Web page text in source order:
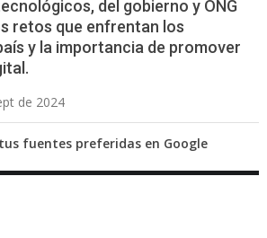
del gobierno y ONG
retos que enfrentan los
y la importancia de promover
de 2024
fuentes preferidas en Google